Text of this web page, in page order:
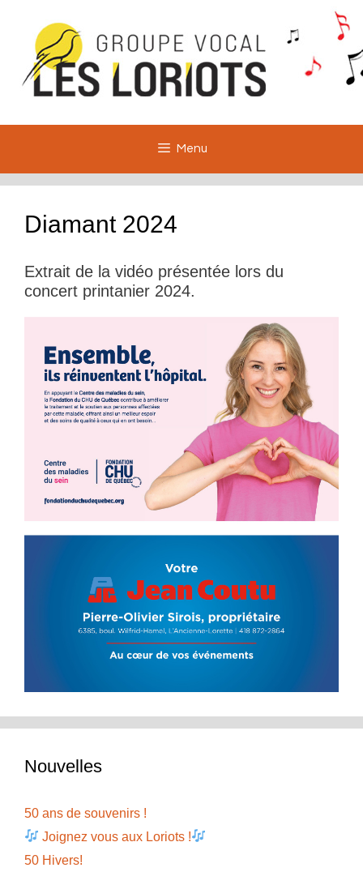
contenu
Menu
Diamant 2024
Extrait de la vidéo présentée lors du
concert printanier 2024.
Nouvelles
50 ans de souvenirs !
Joignez vous aux Loriots !
50 Hivers!